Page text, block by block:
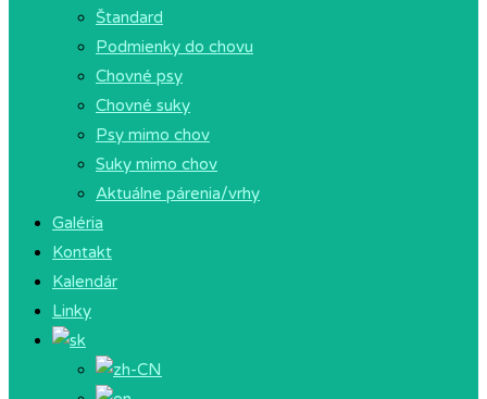
Štandard
Podmienky do chovu
Chovné psy
Chovné suky
Psy mimo chov
Suky mimo chov
Aktuálne párenia/vrhy
Galéria
Kontakt
Kalendár
Linky